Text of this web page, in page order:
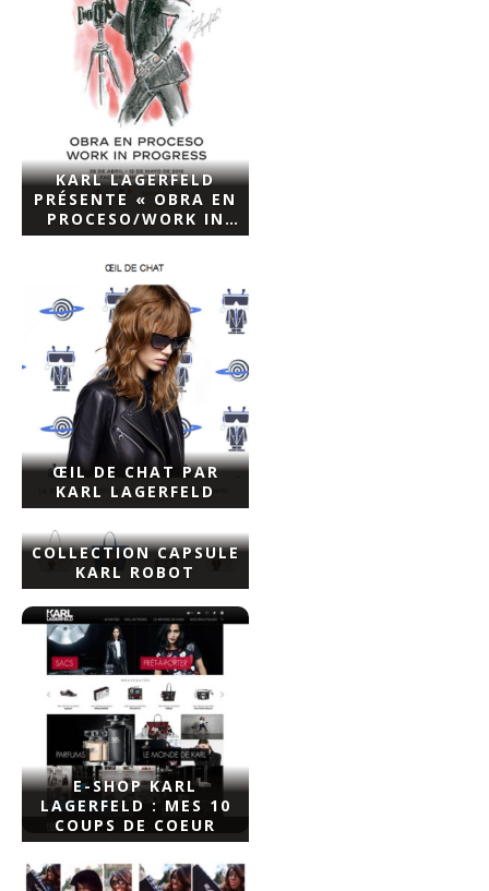
KARL LAGERFELD
PRÉSENTE « OBRA EN
PROCESO/WORK IN
PROGRESS »,
ÉPHÉMÈRE
REGROUPANT PLUS
DE 200 DE SES
CLICHÉS
ŒIL DE CHAT PAR
KARL LAGERFELD
COLLECTION CAPSULE
KARL ROBOT
E-SHOP KARL
LAGERFELD : MES 10
COUPS DE COEUR